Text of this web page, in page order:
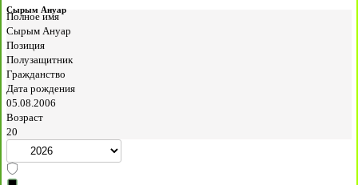
Сырым Ануар
Полное имя
Сырым Ануар
Позиция
Полузащитник
Гражданство
Дата рождения
05.08.2006
Возраст
20